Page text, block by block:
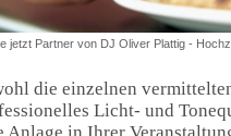
jetzt Partner von DJ Oliver Plattig -
die einzelnen
Licht- und